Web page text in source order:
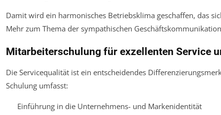
Damit wird ein harmonisches Betriebsklima geschaffen, das
Mehr zum Thema der sympathischen
Mitarbeiterschulung für exzellenten Service
Die Servicequalität ist ein entscheidendes
Schulung umfasst:
Einführung in die Unternehmens- und Markenidentität